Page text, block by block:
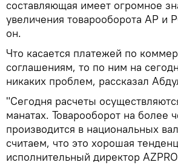
составляющая имеет огромное
увеличения товарооборота АР и
он.
Что касается платежей по
соглашениям, то по ним на
никаких проблем, рассказал
"Сегодня расчеты
манатах. Товарооборот на более
производится в национальных
считаем, что это хорошая
исполнительный директор